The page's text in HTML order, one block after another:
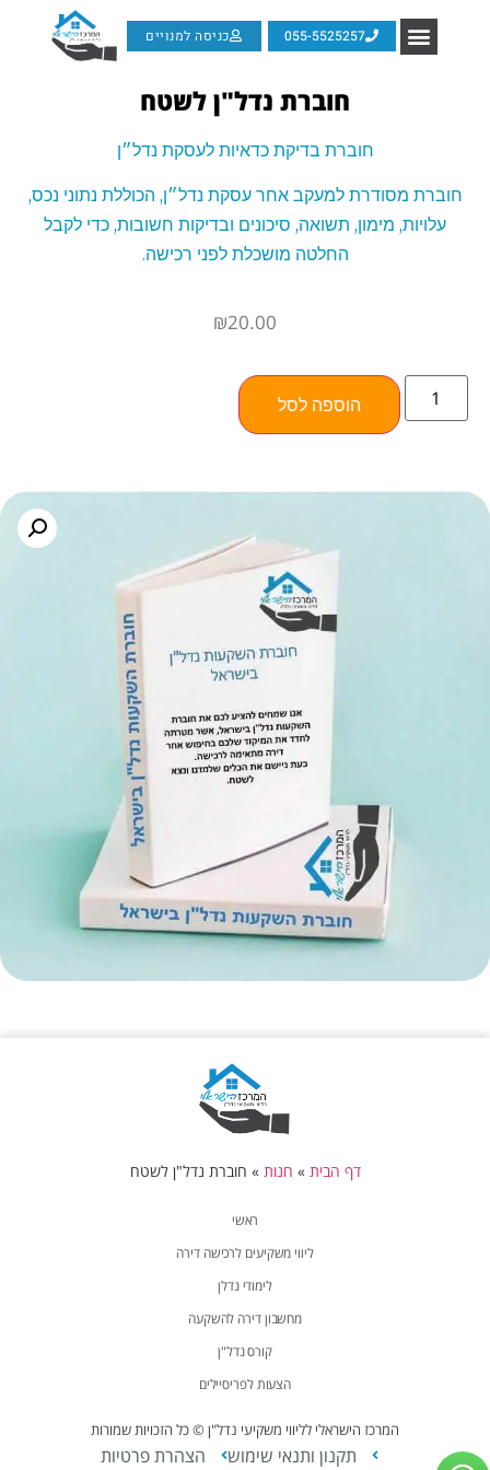
055-5525257 כניסה למנויים
חוברת נדל"ן לשטח
חוברת בדיקת כדאיות לעסקת נדל״ן
חוברת מסודרת למעקב אחר עסקת נדל״ן, הכוללת נתוני נכס,
עלויות, מימון, תשואה, סיכונים ובדיקות חשובות, כדי לקבל
החלטה מושכלת לפני רכישה.
₪20.00
הוספה לסל
המרכז הישראלי לליווי משקיעי נדל"ן © כל הזכויות שמורות
תקנון ותנאי שימוש הצהרת פרטיות
ראשי
ליווי משקיעים לרכישה דירה
לימודי נדלן
מחשבון דירה להשקעה
קורס נדל"ן
הצעות לפריסיילים
דף הבית » חנות » חוברת נדל"ן לשטח